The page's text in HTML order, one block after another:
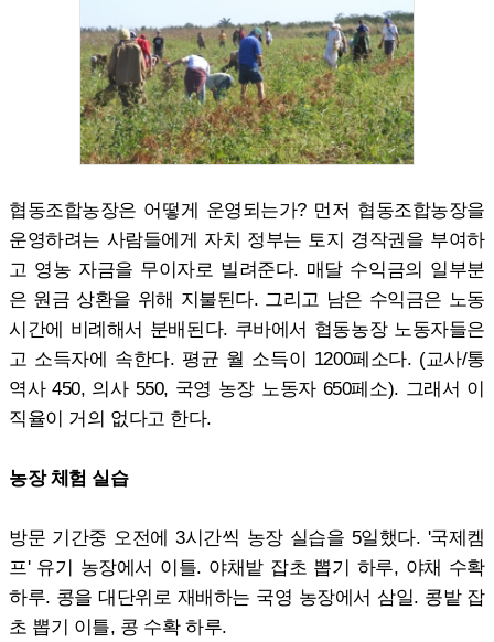
협동조합농장은 어떻게 운영되는가? 먼저 협동조합농장을
운영하려는 사람들에게 자치 정부는 토지 경작권을 부여하
고 영농 자금을 무이자로 빌려준다. 매달 수익금의 일부분
은 원금 상환을 위해 지불된다. 그리고 남은 수익금은 노동
시간에 비례해서 분배된다. 쿠바에서 협동농장 노동자들은
고 소득자에 속한다. 평균 월 소득이 1200페소다. (교사/통
역사 450, 의사 550, 국영 농장 노동자 650페소). 그래서 이
직율이 거의 없다고 한다.
농장 체험 실습
방문 기간중 오전에 3시간씩 농장 실습을 5일했다. '국제켐
프' 유기 농장에서 이틀. 야채밭 잡초 뽑기 하루, 야채 수확
하루. 콩을 대단위로 재배하는 국영 농장에서 삼일. 콩밭 잡
초 뽑기 이틀, 콩 수확 하루.